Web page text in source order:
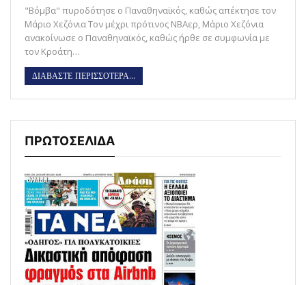
"Βόμβα" πυροδότησε ο Παναθηναϊκός, καθώς απέκτησε τον
Μάριο Χεζόνια Τον μέχρι πρότινος ΝΒΑερ, Μάριο Χεζόνια
ανακοίνωσε ο Παναθηναϊκός, καθώς ήρθε σε συμφωνία με
τον Κροάτη…
ΔΙΑΒΑΣΤΕ ΠΕΡΙΣΣΟΤΕΡΑ...
ΠΡΩΤΟΣΕΛΙΔΑ